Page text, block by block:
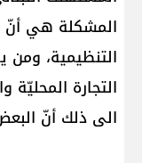
المشكلة هي أنّ
التنظيمية،
التجارة المحليّة
الى ذلك أنّ